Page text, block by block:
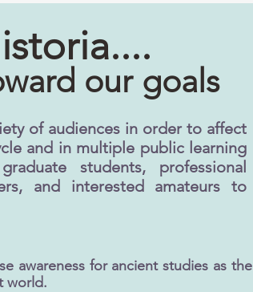
our goals
of audiences in order to affect
and in multiple public learning
students, professional
and interested amateurs to
awareness for ancient studies as the
world.